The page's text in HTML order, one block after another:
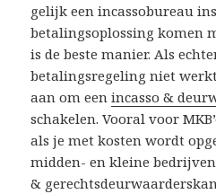
gelijk een incassobureau
betalingsoplossing komen
is de beste manier. Als
betalingsregeling niet
aan om eenincasso &
schakelen. Vooral voor
als je met kosten wordt
midden- en kleine
&